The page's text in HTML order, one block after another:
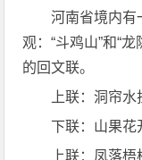
河南省境内有
观：“斗鸡山”和“
的回文联。
上联：洞帘水
下联：山果花
上联：凤落